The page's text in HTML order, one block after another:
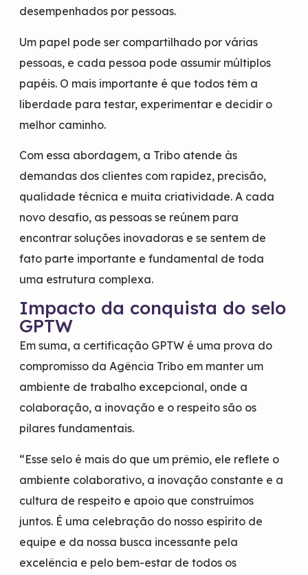
desempenhados por pessoas.
Um papel pode ser compartilhado por várias
pessoas, e cada pessoa pode assumir múltiplos
papéis. O mais importante é que todos têm a
liberdade para testar, experimentar e decidir o
melhor caminho.
Com essa abordagem, a Tribo atende às
demandas dos clientes com rapidez, precisão,
qualidade técnica e muita criatividade. A cada
novo desafio, as pessoas se reúnem para
encontrar soluções inovadoras e se sentem de
fato parte importante e fundamental de toda
uma estrutura complexa.
Impacto da conquista do selo
GPTW
Em suma, a certificação GPTW é uma prova do
compromisso da Agência Tribo em manter um
ambiente de trabalho excepcional, onde a
colaboração, a inovação e o respeito são os
pilares fundamentais.
“Esse selo é mais do que um prêmio, ele reflete o
ambiente colaborativo, a inovação constante e a
cultura de respeito e apoio que construímos
juntos. É uma celebração do nosso espírito de
equipe e da nossa busca incessante pela
excelência e pelo bem-estar de todos os